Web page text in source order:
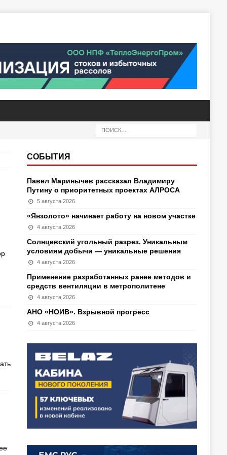
СОБЫТИЯ
Павел Маринычев рассказал Владимиру
Путину о приоритетных проектах АЛРОСА
5 августа 2026
«Янзолото» начинает работу на новом участке
4 августа 2026
Солнцевский угольный разрез. Уникальным
условиям добычи — уникальные решения
4 августа 2026
Применение разработанных ранее методов и
средств вентиляции в метрополитене
4 августа 2026
АНО «НОИВ». Взрывной прогресс
4 августа 2026